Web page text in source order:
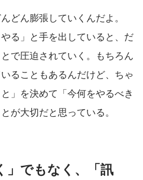
どん膨張していくんだよ。
る」と手を出していると、だ
で圧迫されていく。もちろん
ることもあるんだけど、ちゃ
」を決めて「今何をやるべき
が大切だと思っている。
」でもなく、「訊